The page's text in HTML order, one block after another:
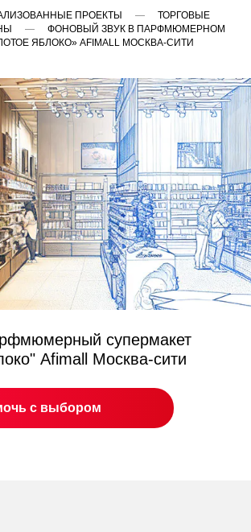
ПРОЕКТЫ
ТОРГОВЫЕ
ФОНОВЫЙ ЗВУК В ПАРФМЮМЕРНОМ
ЯБЛОКО» AFIMALL МОСКВА-СИТИ
супермакет
Afimall Москва-сити
с выбором